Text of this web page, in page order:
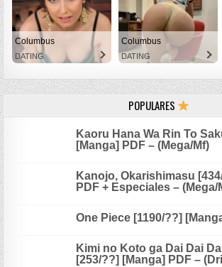
Columbus
DATING
Columbus
DATING
POPULARES
Kaoru Hana Wa Rin To
[Manga] PDF – (Mega/Mf)
Kanojo, Okarishimasu
PDF + Especiales – (Mega/
One Piece [1190/??]
Kimi no Koto ga Dai Dai
[253/??] [Manga] PDF –